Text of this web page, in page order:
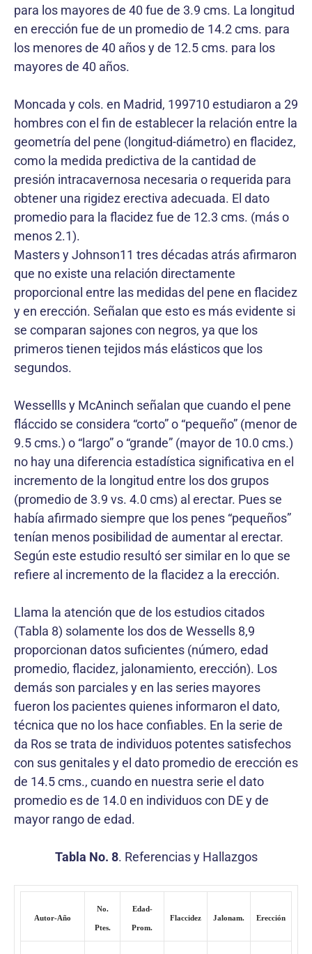
para los mayores de 40 fue de 3.9 cms. La longitud
en erección fue de un promedio de 14.2 cms. para
los menores de 40 años y de 12.5 cms. para los
mayores de 40 años.
Moncada y cols. en Madrid, 199710 estudiaron a 29
hombres con el fin de establecer la relación entre la
geometría del pene (longitud-diámetro) en flacidez,
como la medida predictiva de la cantidad de
presión intracavernosa necesaria o requerida para
obtener una rigidez erectiva adecuada. El dato
promedio para la flacidez fue de 12.3 cms. (más o
menos 2.1).
Masters y Johnson11 tres décadas atrás afirmaron
que no existe una relación directamente
proporcional entre las medidas del pene en flacidez
y en erección. Señalan que esto es más evidente si
se comparan sajones con negros, ya que los
primeros tienen tejidos más elásticos que los
segundos.
Wessellls y McAninch señalan que cuando el pene
fláccido se considera “corto” o “pequeño” (menor de
9.5 cms.) o “largo” o “grande” (mayor de 10.0 cms.)
no hay una diferencia estadística significativa en el
incremento de la longitud entre los dos grupos
(promedio de 3.9 vs. 4.0 cms) al erectar. Pues se
había afirmado siempre que los penes “pequeños”
tenían menos posibilidad de aumentar al erectar.
Según este estudio resultó ser similar en lo que se
refiere al incremento de la flacidez a la erección.
Llama la atención que de los estudios citados
(Tabla 8) solamente los dos de Wessells 8,9
proporcionan datos suficientes (número, edad
promedio, flacidez, jalonamiento, erección). Los
demás son parciales y en las series mayores
fueron los pacientes quienes informaron el dato,
técnica que no los hace confiables. En la serie de
da Ros se trata de individuos potentes satisfechos
con sus genitales y el dato promedio de erección es
de 14.5 cms., cuando en nuestra serie el dato
promedio es de 14.0 en individuos con DE y de
mayor rango de edad.
Tabla No. 8. Referencias y Hallazgos
Autor-Año
No.
Ptes.
Edad-
Prom.
Flaccidez Jalonam. Erección